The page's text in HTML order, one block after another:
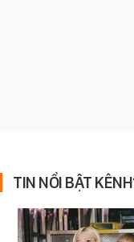
TIN NỔI BẬT